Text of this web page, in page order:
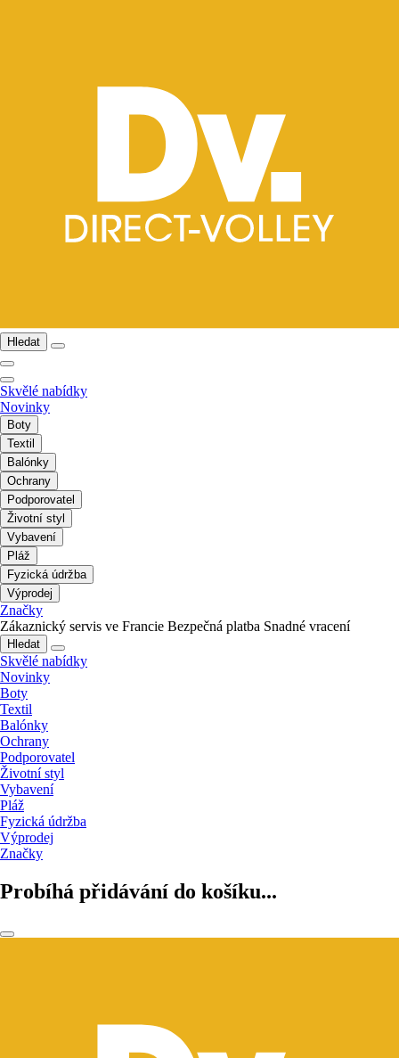
Hledat
Skvělé nabídky
Novinky
Boty
Textil
Balónky
Ochrany
Podporovatel
Životní styl
Vybavení
Pláž
Fyzická údržba
Výprodej
Značky
Zákaznický servis ve Francie Bezpečná platba Snadné vracení
Hledat
Skvělé nabídky
Novinky
Boty
Textil
Balónky
Ochrany
Podporovatel
Životní styl
Vybavení
Pláž
Fyzická údržba
Výprodej
Značky
Probíhá přidávání do košíku...